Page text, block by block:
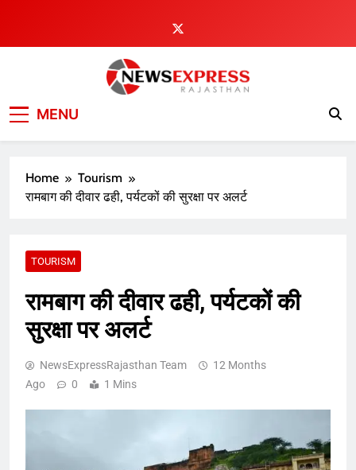
content
MENU
Home
Tourism
रामबाग की दीवार ढही, पर्यटकों की सुरक्षा पर अलर्ट
TOURISM
रामबाग की दीवार ढही, पर्यटकों की
सुरक्षा पर अलर्ट
NewsExpressRajasthan Team
12 Months
Ago
0 1 Mins